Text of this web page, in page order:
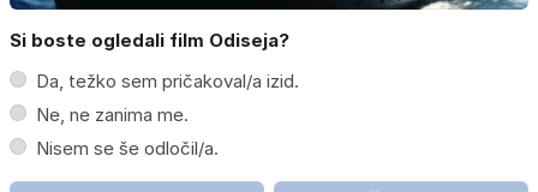
Si boste ogledali film Odiseja?
Da, težko sem pričakoval/a izid.
Ne, ne zanima me.
Nisem se še odločil/a.